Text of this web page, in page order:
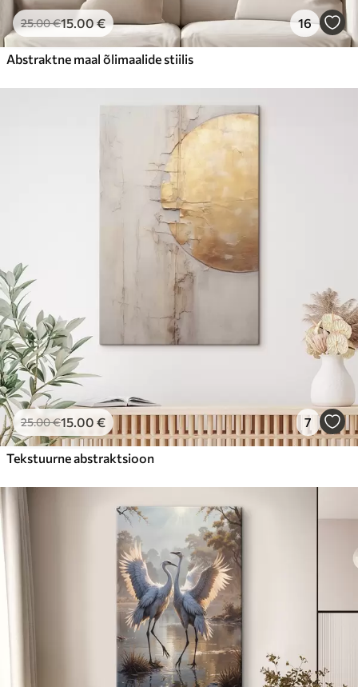
25.00€15.00€ 16
Abstraktne maal õlimaalide stiilis
25.00€15.00 € 7
Tekstuurne abstraktsioon